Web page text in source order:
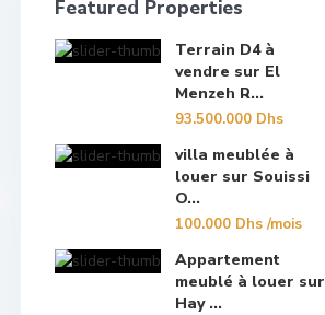
Featured Properties
Terrain D4 à
vendre sur El
Menzeh R...
93.500.000 Dhs
villa meublée à
louer sur Souissi
O...
100.000 Dhs/mois
Appartement
meublé à louer sur
Hay ...